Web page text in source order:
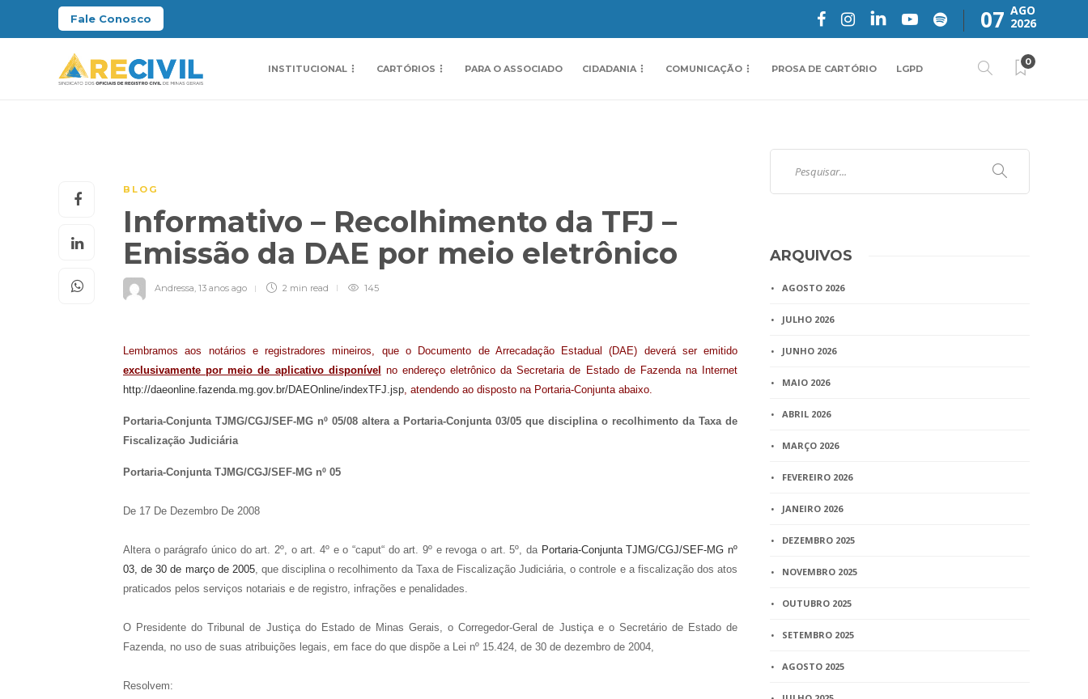
Fale Conosco 07 AGO
2026
INSTITUCIONAL CARTÓRIOS PARA O ASSOCIADO CIDADANIA COMUNICAÇÃO PROSA DE CARTÓRIO LGPD
0
BLOG
Informativo – Recolhimento da TFJ –
Emissão da DAE por meio eletrônico
Andressa, 13 anos ago 2 min read 145
Lembramos aos notários e registradores mineiros, que o
Documento de Arrecadação Estadual (DAE) deverá ser emitido
exclusivamente por meio de aplicativo disponível
no endereço eletrônico da Secretaria de Estado de Fazenda na Internet
http://daeonline.fazenda.mg.gov.br/DAEOnline/indexTFJ.jsp, atendendo ao disposto na Portaria-Conjunta abaixo.
Portaria-Conjunta TJMG/CGJ/SEF-MG nº 05/08 altera a Portaria-Conjunta 03/05 que disciplina o recolhimento da Taxa de
Fiscalização Judiciária
Portaria-Conjunta TJMG/CGJ/SEF-MG nº 05
De 17 De Dezembro De 2008
Altera o parágrafo único do art. 2º, o art. 4º e o “caput“ do art. 9º e revoga o art. 5º, da Portaria-Conjunta TJMG/CGJ/SEF-MG nº
03, de 30 de março de 2005, que disciplina o recolhimento da Taxa de Fiscalização Judiciária, o controle e a fiscalização dos atos
praticados pelos serviços notariais e de registro, infrações e penalidades.
O Presidente do Tribunal de Justiça do Estado de Minas Gerais, o Corregedor-Geral de Justiça e o Secretário de Estado de
Fazenda, no uso de suas atribuições legais, em face do que dispõe a Lei nº 15.424, de 30 de dezembro de 2004,
Resolvem:
ARQUIVOS
AGOSTO 2026
JULHO 2026
JUNHO 2026
MAIO 2026
ABRIL 2026
MARÇO 2026
FEVEREIRO 2026
JANEIRO 2026
DEZEMBRO 2025
NOVEMBRO 2025
OUTUBRO 2025
SETEMBRO 2025
AGOSTO 2025